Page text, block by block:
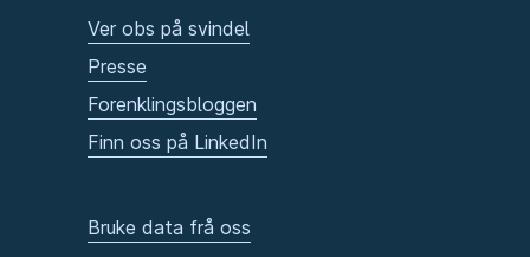
Ver obs på svindel
Presse
Forenklingsbloggen
Finn oss på LinkedIn
Bruke data frå oss